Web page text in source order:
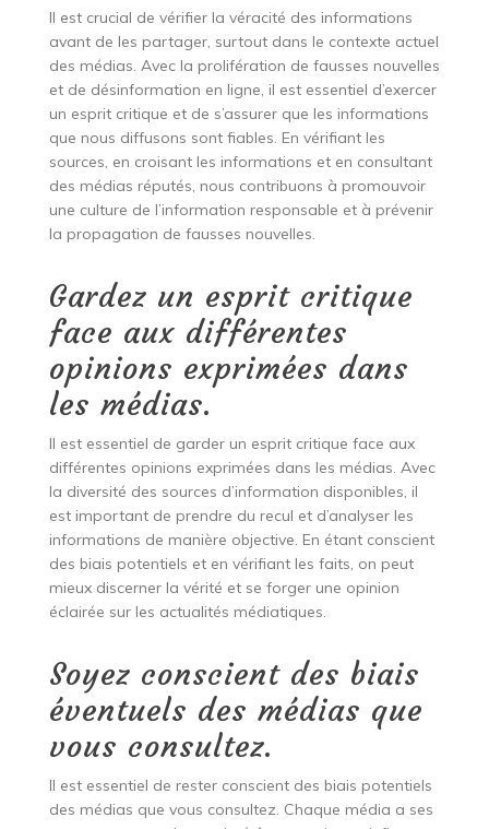
Il est crucial de vérifier la véracité des informations
avant de les partager, surtout dans le contexte actuel
des médias. Avec la prolifération de fausses nouvelles
et de désinformation en ligne, il est essentiel d’exercer
un esprit critique et de s’assurer que les informations
que nous diffusons sont fiables. En vérifiant les
sources, en croisant les informations et en consultant
des médias réputés, nous contribuons à promouvoir
une culture de l’information responsable et à prévenir
la propagation de fausses nouvelles.
Gardez un esprit critique
face aux différentes
opinions exprimées dans
les médias.
Il est essentiel de garder un esprit critique face aux
différentes opinions exprimées dans les médias. Avec
la diversité des sources d’information disponibles, il
est important de prendre du recul et d’analyser les
informations de manière objective. En étant conscient
des biais potentiels et en vérifiant les faits, on peut
mieux discerner la vérité et se forger une opinion
éclairée sur les actualités médiatiques.
Soyez conscient des biais
éventuels des médias que
vous consultez.
Il est essentiel de rester conscient des biais potentiels
des médias que vous consultez. Chaque média a ses